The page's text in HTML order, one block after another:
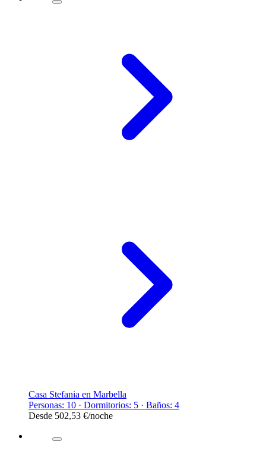
Casa Stefania en Marbella
Personas: 10 · Dormitorios: 5 · Baños: 4
Desde 502,53 €/noche